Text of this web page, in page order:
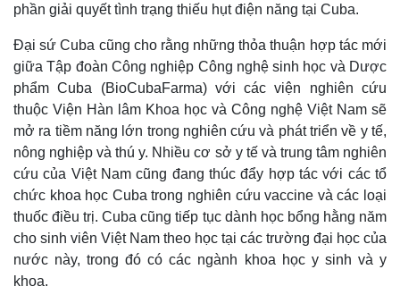
Thế giới
Quan sát
Cuộc sống đó đây
Hồ sơ
Multimedia
Video
Ảnh
E-Magazine
Infographic
phần giải quyết tình trạng thiếu hụt điện năng tại Cuba.
Đại sứ Cuba cũng cho rằng những thỏa thuận hợp tác mới
giữa Tập đoàn Công nghiệp Công nghệ sinh học và Dược
phẩm Cuba (BioCubaFarma) với các viện nghiên cứu
thuộc Viện Hàn lâm Khoa học và Công nghệ Việt Nam sẽ
mở ra tiềm năng lớn trong nghiên cứu và phát triển về y tế,
nông nghiệp và thú y. Nhiều cơ sở y tế và trung tâm nghiên
cứu của Việt Nam cũng đang thúc đẩy hợp tác với các tổ
chức khoa học Cuba trong nghiên cứu vaccine và các loại
thuốc điều trị. Cuba cũng tiếp tục dành học bổng hằng năm
cho sinh viên Việt Nam theo học tại các trường đại học của
nước này, trong đó có các ngành khoa học y sinh và y
khoa.